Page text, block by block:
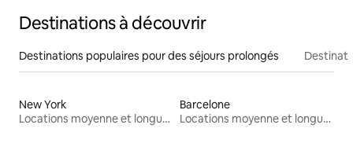
Destinations à découvrir
Destinations populaires pour des séjours prolongés
New York
Locations moyenne et longue durée
Barcelone
Locations moyenne et longue durée